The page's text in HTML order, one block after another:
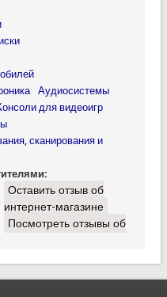
Аудиосистемы
для видеоигр
сканирования и
Оставить отзыв об
интернет-магазине
Посмотреть отзывы об